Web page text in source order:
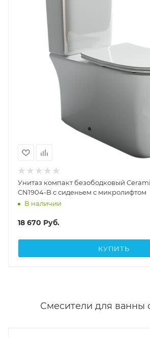
Унитаз компакт безободковый
CN1904-B с сиденьем с микролифтом
В наличии
18 670 Руб.
КУПИТЬ
Смесители для ванны